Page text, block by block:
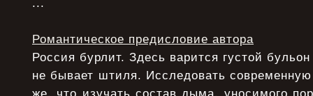
...
Романтическое предисловие автора
Россия бурлит. Здесь варится густой
не бывает штиля. Исследовать
же, что изучать состав дыма, уносимого